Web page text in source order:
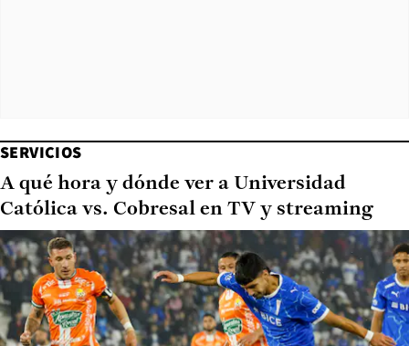
SERVICIOS
A qué hora y dónde ver a Universidad
Católica vs. Cobresal en TV y streaming